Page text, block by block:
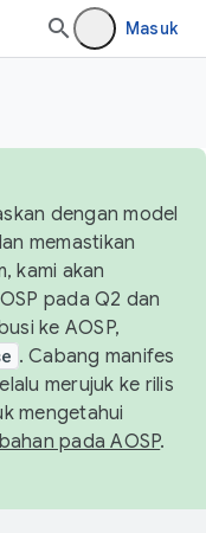
Masuk
dengan model
memastikan
kami akan
pada Q2 dan
ke AOSP,
. Cabang manifes
merujuk ke rilis
mengetahui
pada AOSP.